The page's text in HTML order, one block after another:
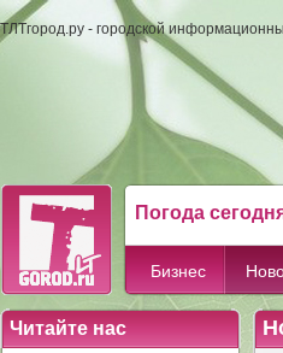
ТЛТгород.ру - городской
Погода
Бизнес
Читайте нас